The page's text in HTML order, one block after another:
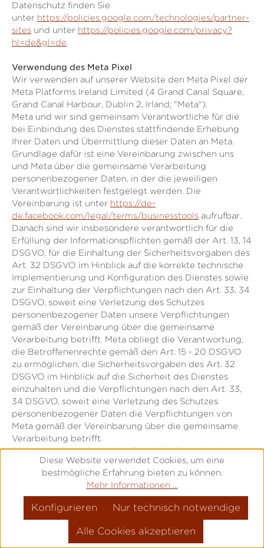
Datenschutz finden Sie
unter https://policies.google.com/technologies/partner-
sites und unter https://policies.google.com/privacy?
hl=de&gl=de.
Verwendung des Meta Pixel
Wir verwenden auf unserer Website den Meta Pixel der
Meta Platforms Ireland Limited (4 Grand Canal Square,
Grand Canal Harbour, Dublin 2, Irland; "Meta").
Meta und wir sind gemeinsam Verantwortliche für die
bei Einbindung des Dienstes stattfindende Erhebung
Ihrer Daten und Übermittlung dieser Daten an Meta.
Grundlage dafür ist eine Vereinbarung zwischen uns
und Meta über die gemeinsame Verarbeitung
personenbezogener Daten, in der die jeweiligen
Verantwortlichkeiten festgelegt werden. Die
Vereinbarung ist unter https://de-
de.facebook.com/legal/terms/businesstools aufrufbar.
Danach sind wir insbesondere verantwortlich für die
Erfüllung der Informationspflichten gemäß der Art. 13, 14
DSGVO, für die Einhaltung der Sicherheitsvorgaben des
Art. 32 DSGVO im Hinblick auf die korrekte technische
Implementierung und Konfiguration des Dienstes sowie
zur Einhaltung der Verpflichtungen nach den Art. 33, 34
DSGVO, soweit eine Verletzung des Schutzes
personenbezogener Daten unsere Verpflichtungen
gemäß der Vereinbarung über die gemeinsame
Verarbeitung betrifft. Meta obliegt die Verantwortung,
die Betroffenenrechte gemäß den Art. 15 - 20 DSGVO
zu ermöglichen, die Sicherheitsvorgaben des Art. 32
DSGVO im Hinblick auf die Sicherheit des Dienstes
einzuhalten und die Verpflichtungen nach den Art. 33,
34 DSGVO, soweit eine Verletzung des Schutzes
personenbezogener Daten die Verpflichtungen von
Meta gemäß der Vereinbarung über die gemeinsame
Verarbeitung betrifft.
Die Anwendung dient dem Zweck die Besucher der
Website zielgerichtet mit interessenbezogener
Werbung in den sozialen Netzwerken Facebook und
Instagram anzusprechen. Dazu wurde auf der Website
dieses Tag wird beim Besuch der Website eine direkte
Verbindung zu den Meta-Servern hergestellt. Hierdurch
wird an den Meta-Server übermittelt, welche unserer
Diese Website verwendet Cookies, um eine
bestmögliche Erfahrung bieten zu können.
Mehr Informationen ...
Nur technisch notwendige
Konfigurieren
Alle Cookies akzeptieren